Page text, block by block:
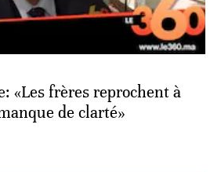
«Les frères reprochent à
de clarté»